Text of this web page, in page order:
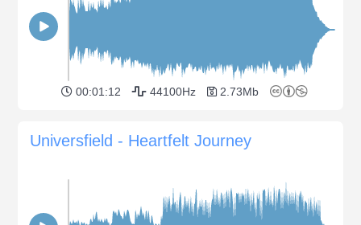
00:01:12 44100Hz 2.73Mb
Universfield - Heartfelt Journey